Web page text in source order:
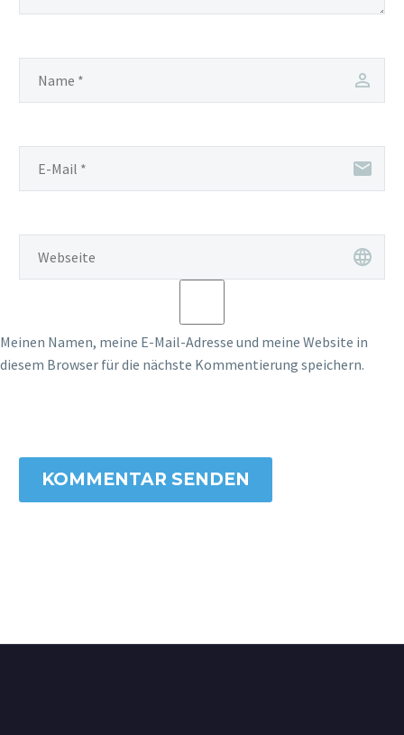
Meinen Namen, meine E-Mail-Adresse und meine Website in
diesem Browser für die nächste Kommentierung speichern.
KOMMENTAR SENDEN